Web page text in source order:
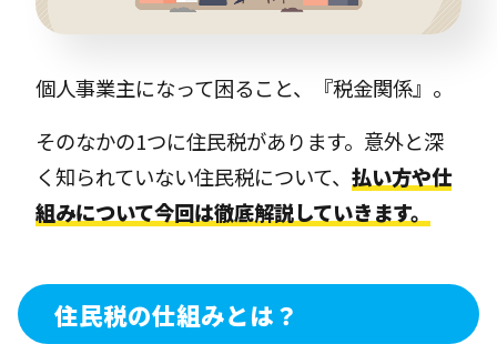
個人事業主になって困ること、『税金関係』。
そのなかの1つに住民税があります。意外と深
く知られていない住民税について、払い方や仕
組みについて今回は徹底解説していきます。
住民税の仕組みとは？